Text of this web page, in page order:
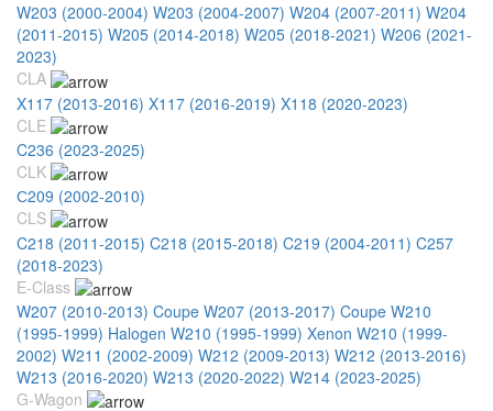
W203 (2000-2004) W203 (2004-2007) W204 (2007-2011) W204
(2011-2015) W205 (2014-2018) W205 (2018-2021) W206 (2021-
2023)
CLA
X117 (2013-2016) X117 (2016-2019) X118 (2020-2023)
CLE
C236 (2023-2025)
CLK
С209 (2002-2010)
CLS
C218 (2011-2015) C218 (2015-2018) C219 (2004-2011) C257
(2018-2023)
E-Class
W207 (2010-2013) Coupe W207 (2013-2017) Coupe W210
(1995-1999) Halogen W210 (1995-1999) Xenon W210 (1999-
2002) W211 (2002-2009) W212 (2009-2013) W212 (2013-2016)
W213 (2016-2020) W213 (2020-2022) W214 (2023-2025)
G-Wagon